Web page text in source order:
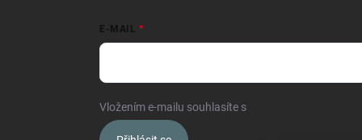
E-MAIL
Vložením e-mailu souhlasíte s